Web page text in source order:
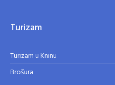
Turizam
Turizam u Kninu
Brošura